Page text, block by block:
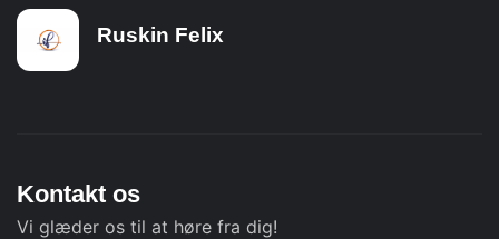
Ruskin Felix
Kontakt os
Vi glæder os til at høre fra dig!